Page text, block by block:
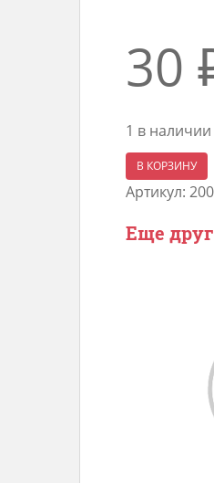
30
1 в наличии
Количество
товара
упора
В КОРЗИНУ
Артикул:
Еще